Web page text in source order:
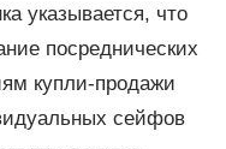
указывается, что
посреднических
купли-продажи
сейфов